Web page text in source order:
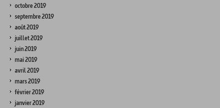
octobre 2019
septembre 2019
août 2019
juillet 2019
juin 2019
mai 2019
avril 2019
mars 2019
février 2019
janvier 2019